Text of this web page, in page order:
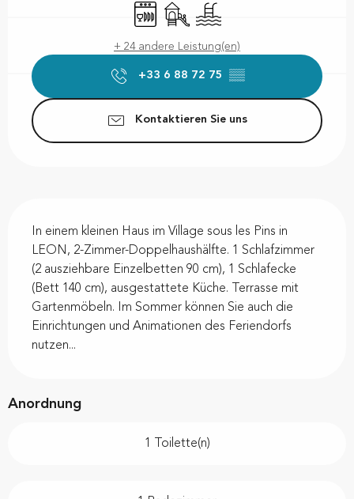
Geschirrspülmaschine
Spiele für Kinder / Spielplatz
Schwimmbad
+ 24 andere Leistung(en)
+33 6 88 72 75 ▒▒
Kontaktieren Sie uns
In einem kleinen Haus im Village sous les Pins in
LEON, 2-Zimmer-Doppelhaushälfte. 1 Schlafzimmer
(2 ausziehbare Einzelbetten 90 cm), 1 Schlafecke
(Bett 140 cm), ausgestattete Küche. Terrasse mit
Gartenmöbeln. Im Sommer können Sie auch die
Einrichtungen und Animationen des Feriendorfs
nutzen...
Anordnung
1 Toilette(n)